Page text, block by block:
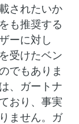
されたいか
も推奨する
ーに対し
受けたベン
でもありま
、ガートナ
おり、事実
ません。ガ